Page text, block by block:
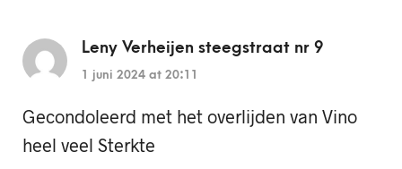
Leny Verheijen steegstraat nr 9
1 juni 2024 at 20:11
Gecondoleerd met het overlijden van Vino
heel veel Sterkte